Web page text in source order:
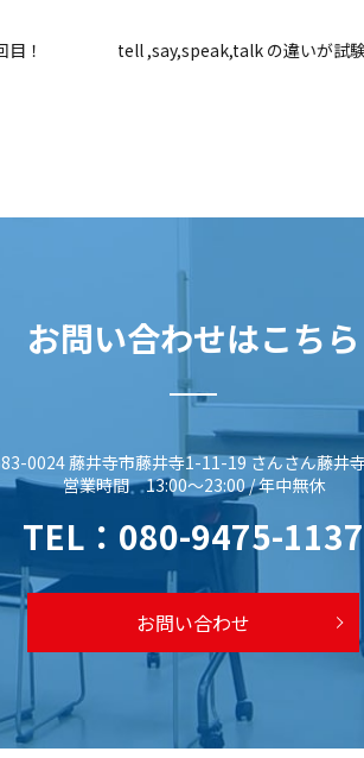
！ tell ,say,speak,talk の違いが試
お問い合わせはこちら
0024 藤井寺市藤井寺1-11-19 さんさん藤井
営業時間 13:00～23:00 / 年中無休
TEL： 080-9475-1137
お問い合わせ